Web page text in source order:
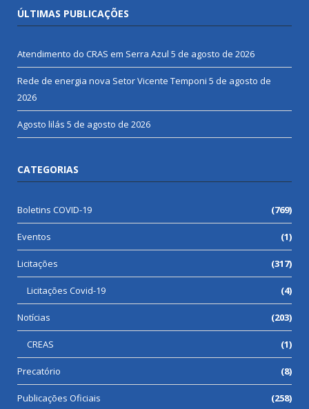
ÚLTIMAS PUBLICAÇÕES
Atendimento do CRAS em Serra Azul 5 de agosto de 2026
Rede de energia nova Setor Vicente Temponi 5 de agosto de
2026
Agosto lilás 5 de agosto de 2026
CATEGORIAS
Boletins COVID-19 (769)
Eventos (1)
Licitações (317)
Licitações Covid-19 (4)
Notícias (203)
CREAS (1)
Precatório (8)
Publicações Oficiais (258)